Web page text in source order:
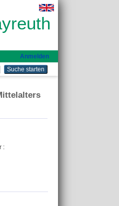
Anmelden
: